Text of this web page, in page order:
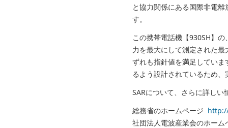
と協力関係にある国際非電
す。
この携帯電話機【930SH】の
力を最大にして測定された
ずれも指針値を満足してい
るよう設計されているため
SARについて、さらに詳し
総務省のホームページ
社団法人電波産業会のホー